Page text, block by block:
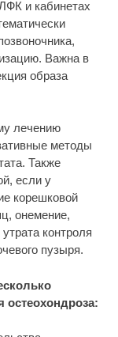
и кабинетах
Важна в
образа
лечению
методы
Также
если у
корешковой
онемение,
контроля
пузыря.